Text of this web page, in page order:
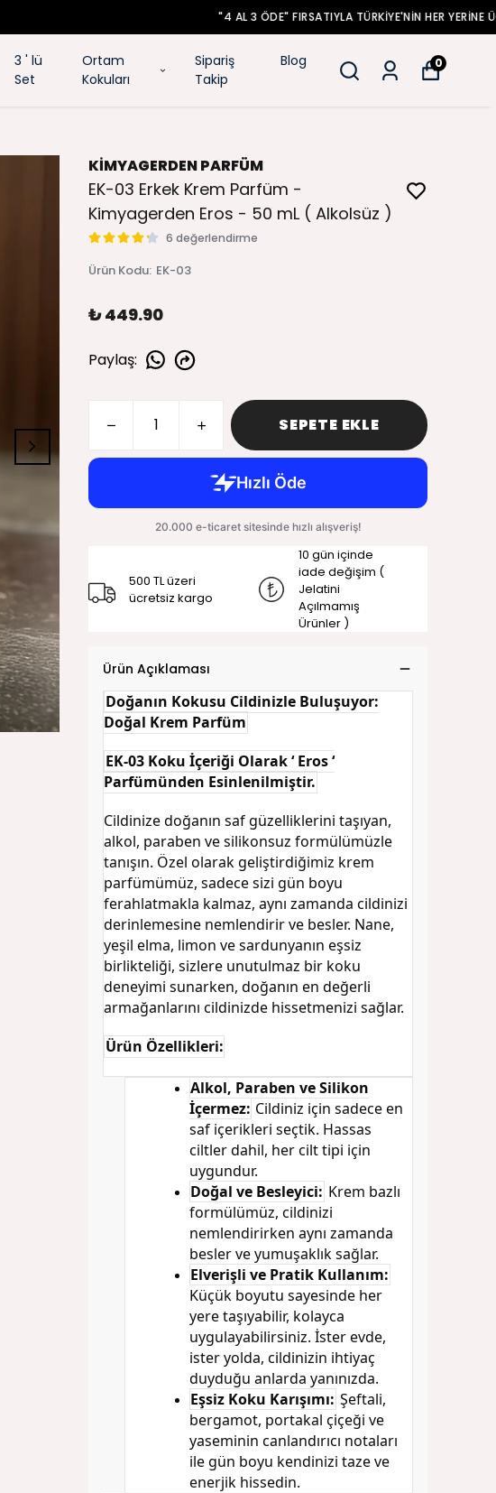
3 ' lü
Set
Ortam
Kokuları
Sipariş
Takip
Blog 0
KİMYAGERDEN PARFÜM
EK-03 Erkek Krem Parfüm -
Kimyagerden Eros - 50 mL ( Alkolsüz )
6 değerlendirme
Ürün Kodu: EK-03
₺ 449.90
Paylaş:
SEPETE EKLE
500 TL üzeri
ücretsiz kargo
10 gün içinde
iade değişim (
Jelatini
Açılmamış
Ürünler )
Ürün Açıklaması
Doğanın Kokusu Cildinizle Buluşuyor:
Doğal Krem Parfüm
EK-03 Koku İçeriği Olarak ‘ Eros ‘
Parfümünden Esinlenilmiştir.
Cildinize doğanın saf güzelliklerini taşıyan,
alkol, paraben ve silikonsuz formülümüzle
tanışın. Özel olarak geliştirdiğimiz krem
parfümümüz, sadece sizi gün boyu
ferahlatmakla kalmaz, aynı zamanda cildinizi
derinlemesine nemlendirir ve besler. Nane,
yeşil elma, limon ve sardunyanın eşsiz
birlikteliği, sizlere unutulmaz bir koku
deneyimi sunarken, doğanın en değerli
armağanlarını cildinizde hissetmenizi sağlar.
Ürün Özellikleri:
Alkol, Paraben ve Silikon
İçermez: Cildiniz için sadece en
saf içerikleri seçtik. Hassas
ciltler dahil, her cilt tipi için
uygundur.
Doğal ve Besleyici: Krem bazlı
formülümüz, cildinizi
nemlendirirken aynı zamanda
besler ve yumuşaklık sağlar.
Elverişli ve Pratik Kullanım:
Küçük boyutu sayesinde her
yere taşıyabilir, kolayca
uygulayabilirsiniz. İster evde,
ister yolda, cildinizin ihtiyaç
duyduğu anlarda yanınızda.
Eşsiz Koku Karışımı: Şeftali,
bergamot, portakal çiçeği ve
yaseminin canlandırıcı notaları
ile gün boyu kendinizi taze ve
enerjik hissedin.